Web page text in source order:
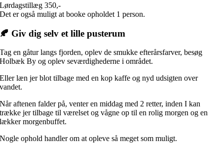
Lørdagstillæg 350,-
Det er også muligt at booke opholdet 1 person.
🍂 Giv dig selv et lille pusterum
Tag en gåtur langs fjorden, oplev de smukke efterårsfarver, besøg
Holbæk By og oplev seværdighederne i området.
Eller læn jer blot tilbage med en kop kaffe og nyd udsigten over
vandet.
Når aftenen falder på, venter en middag med 2 retter, inden I kan
trække jer tilbage til værelset og vågne op til en rolig morgen og en
lækker morgenbuffet.
Nogle ophold handler om at opleve så meget som muligt.